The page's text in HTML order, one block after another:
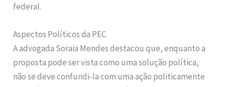
federal.
Aspectos Políticos da PEC
A advogada Soraia Mendes destacou que, enquanto a
proposta pode ser vista como uma solução política,
não se deve confundi-la com uma ação politicamente